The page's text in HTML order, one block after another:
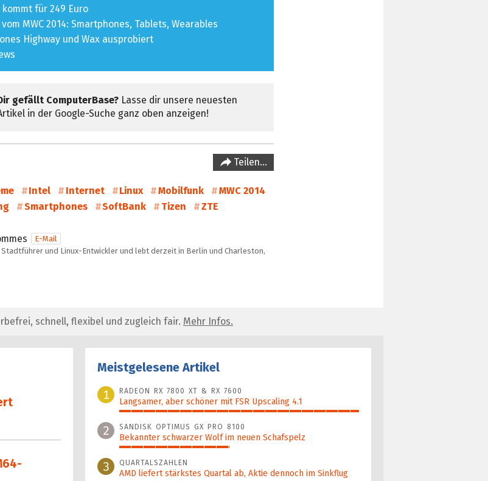
kommt für 249 Euro
MWC 2014: Smartphones, Tablets, Wearables
Highway und Wax ausprobiert
gefällt ComputerBase? Lasse dir unsere neuesten
in der Google-Suche ganz oben anzeigen!
Teilen…
Intel Internet Linux Mobilfunk
MWC 2014
Smartphones SoftBank Tizen ZTE
E-Mail
und Linux-Entwickler und lebt derzeit in Berlin und Charleston,
schnell, flexibel und zugleich fair. Mehr Infos.
Meistgelesene Artikel
1
RADEON RX 7800 XT & RX 7600
Langsamer, aber schöner mit FSR Upscaling 4.1
100%
2 SANDISK OPTIMUS GX PRO 8100
Bekannter schwarzer Wolf im neuen Schafspelz
46%
3 QUARTALSZAHLEN
AMD liefert stärkstes Quartal ab, Aktie dennoch im Sinkflug